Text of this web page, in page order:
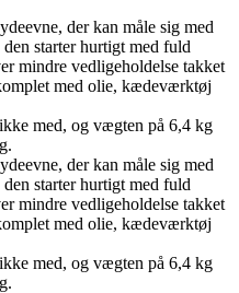
der kan måle sig med
starter hurtigt med fuld
mindre vedligeholdelse takket
med olie, kædeværktøj
med, og vægten på 6,4 kg
der kan måle sig med
starter hurtigt med fuld
mindre vedligeholdelse takket
med olie, kædeværktøj
med, og vægten på 6,4 kg